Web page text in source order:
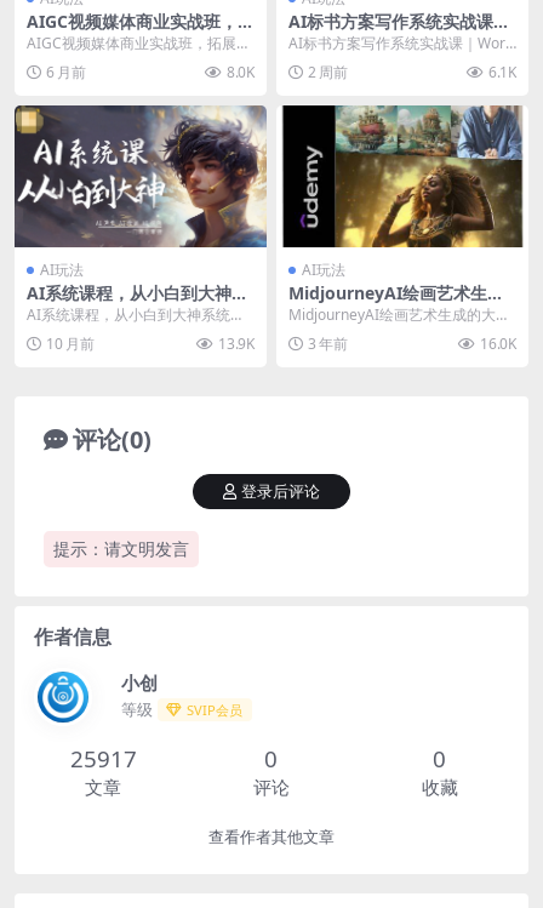
AIGC视频媒体商业实战班，拓
展AI视频创作的能力，降本增
AIGC视频媒体商业实战班，拓展AI
视频创作的能力，降本增效 课程介
绍： 大家可...
6 月前 8.0K
AI标书方案写作系统实战课｜
WorkBuddy全功能精讲・标
题大纲全流程生成・提示词优
化・多工具组合提效教程
AI标书方案写作系统实战课｜Work
Buddy全功能精讲・标题大纲全流
程生成・提...
2 周前 6.1K
AI玩法
AI系统课程，从小白到大神系
统学AI，AI声音-AI绘画-AI视
AI系统课程，从小白到大神系统学A
I，AI声音-AI绘画-AI视频一门课全
掌握 ...10 月前 13.9K
AI玩法
MidjourneyAI绘画艺术生成
的大师级写作提示指南教程-8
节视频课-中英字幕
MidjourneyAI绘画艺术生成的大师
级写作提示指南教程-中英字幕 Mid
j... 3 年前 16.0K
评论(0)
提示：请文明发言
登录后评论
作者信息
小创
等级 SVIP会员
25917
文章
0
评论
0
收藏
查看作者其他文章